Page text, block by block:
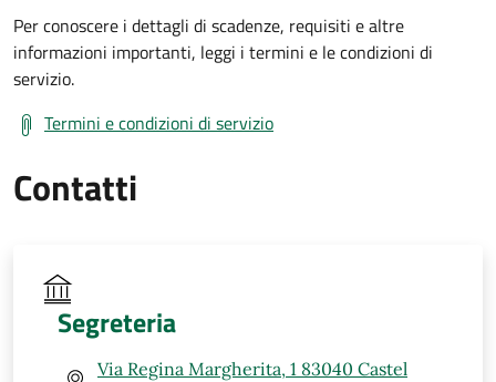
Per conoscere i dettagli di scadenze, requisiti e altre
informazioni importanti, leggi i termini e le condizioni di
servizio.
Termini e condizioni di servizio
Contatti
Segreteria
Via Regina Margherita, 1 83040 Castel